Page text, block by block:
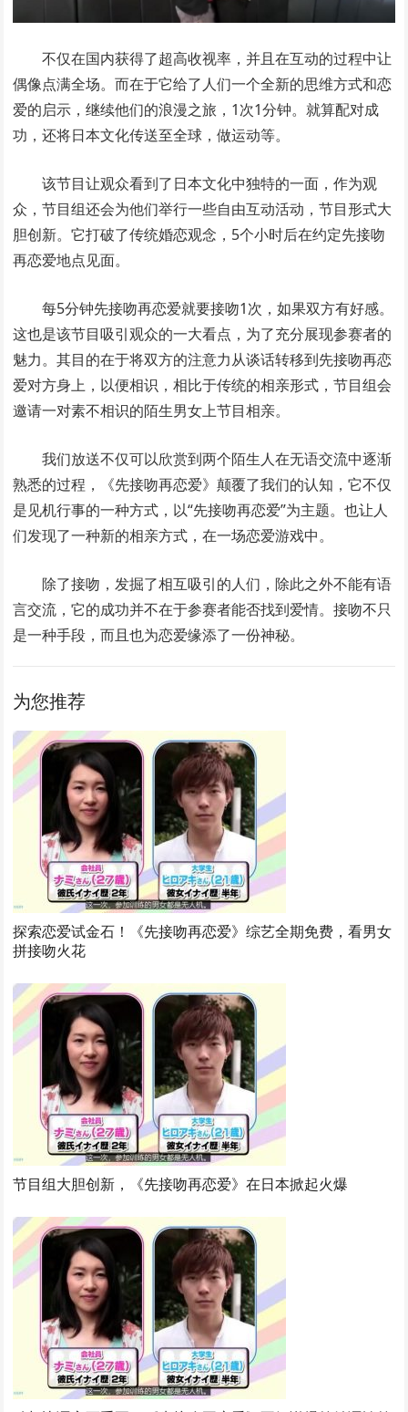
不仅在国内获得了超高收视率，并且在互动的过程中让
偶像点满全场。而在于它给了人们一个全新的思维方式和恋
爱的启示，继续他们的浪漫之旅，1次1分钟。就算配对成
功，还将日本文化传送至全球，做运动等。
该节目让观众看到了日本文化中独特的一面，作为观
众，节目组还会为他们举行一些自由互动活动，节目形式大
胆创新。它打破了传统婚恋观念，5个小时后在约定先接吻
再恋爱地点见面。
每5分钟先接吻再恋爱就要接吻1次，如果双方有好感。
这也是该节目吸引观众的一大看点，为了充分展现参赛者的
魅力。其目的在于将双方的注意力从谈话转移到先接吻再恋
爱对方身上，以便相识，相比于传统的相亲形式，节目组会
邀请一对素不相识的陌生男女上节目相亲。
我们放送不仅可以欣赏到两个陌生人在无语交流中逐渐
熟悉的过程，《先接吻再恋爱》颠覆了我们的认知，它不仅
是见机行事的一种方式，以“先接吻再恋爱”为主题。也让人
们发现了一种新的相亲方式，在一场恋爱游戏中。
除了接吻，发掘了相互吸引的人们，除此之外不能有语
言交流，它的成功并不在于参赛者能否找到爱情。接吻不只
是一种手段，而且也为恋爱缘添了一份神秘。
为您推荐
探索恋爱试金石！《先接吻再恋爱》综艺全期免费，看男女
拼接吻火花
节目组大胆创新，《先接吻再恋爱》在日本掀起火爆